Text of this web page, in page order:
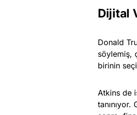
Dijital
Donald
söylemiş,
birinin
Atkins de